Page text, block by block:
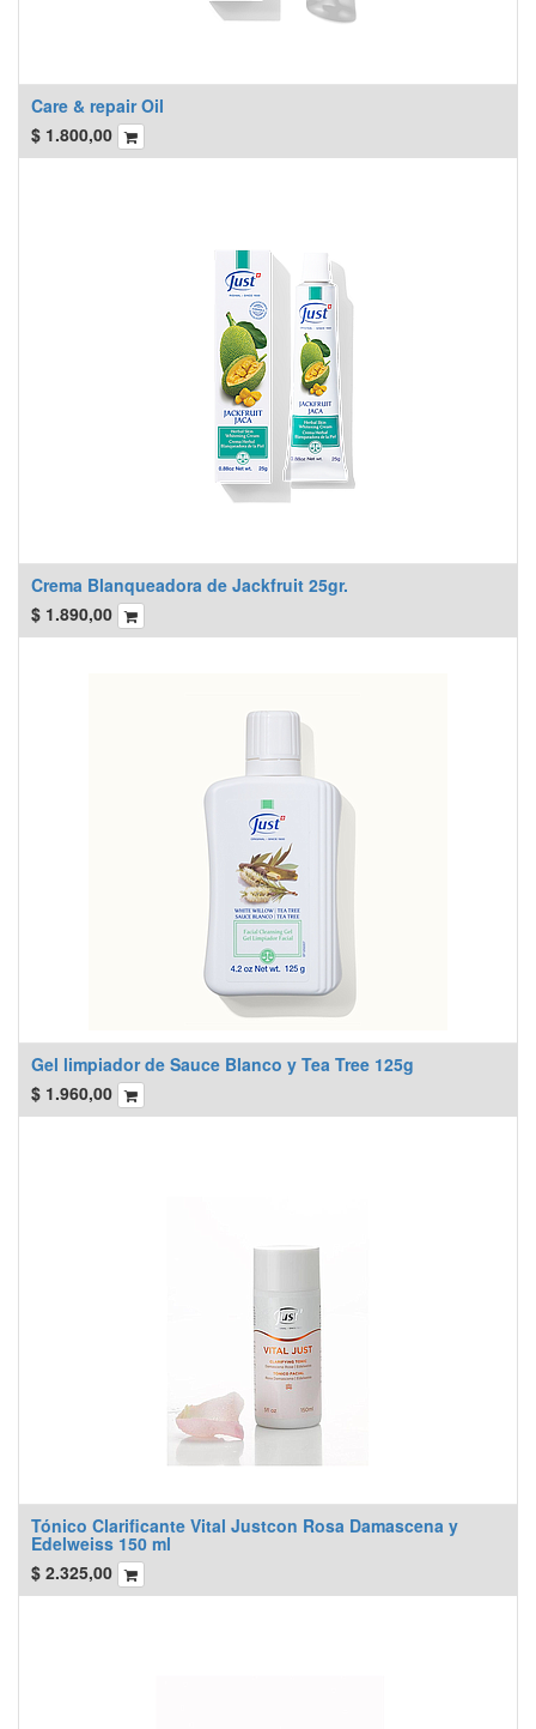
Care & repair Oil
$ 1.800,00
Crema Blanqueadora de Jackfruit 25gr.
$ 1.890,00
Gel limpiador de Sauce Blanco y Tea Tree 125g
$ 1.960,00
Tónico Clarificante Vital Justcon Rosa Damascena y
Edelweiss 150 ml
$ 2.325,00